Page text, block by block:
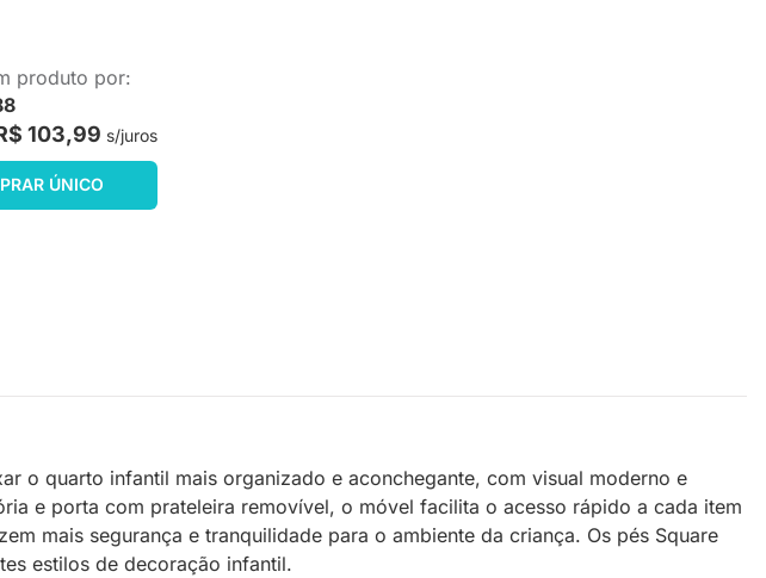
produto por:
103,99 s/juros
ÚNICO
o quarto infantil mais organizado e aconchegante, com visual moderno e
e porta com prateleira removível, o móvel facilita o acesso rápido a cada item
mais segurança e tranquilidade para o ambiente da criança. Os pés Square
estilos de decoração infantil.